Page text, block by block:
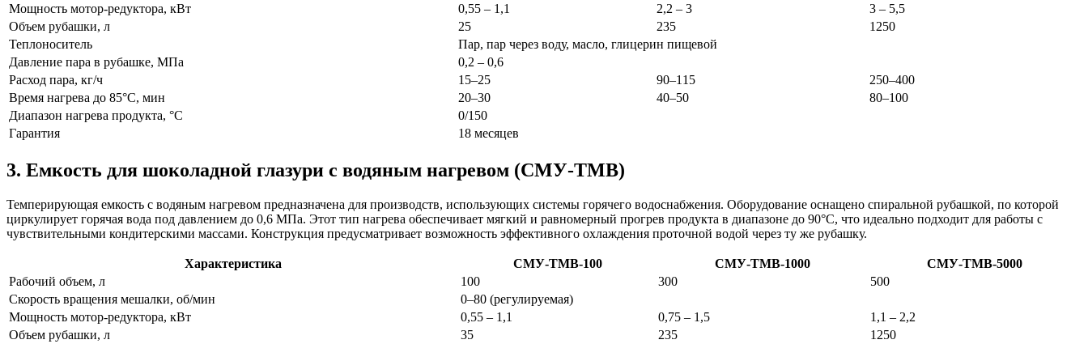
Мощность мотор-редуктора, кВт
0,55 – 1,1 2,2 – 3
3 – 5,5
Объем рубашки, л
25 235
1250
Теплоноситель
Пар, пар через воду, масло, глицерин пищевой
Давление пара в рубашке, МПа
0,2 – 0,6
Расход пара, кг/ч
15–25 90–115
250–400
Время нагрева до 85°C, мин
20–30 40–50
80–100
Диапазон нагрева продукта, °C
0/150
Гарантия
18 месяцев
3. Емкость для шоколадной глазури с водяным нагревом (СМУ-ТМВ)
Темперирующая емкость с водяным нагревом предназначена для производств, использующих системы горячего водоснабжения. Оборудование оснащено спиральной рубашкой, по которой
циркулирует горячая вода под давлением до 0,6 МПа. Этот тип нагрева обеспечивает мягкий и равномерный прогрев продукта в диапазоне до 90°C, что идеально подходит для работы с
чувствительными кондитерскими массами. Конструкция предусматривает возможность эффективного охлаждения проточной водой через ту же рубашку.
Характеристика СМУ-ТМВ-100 СМУ-ТМВ-1000
СМУ-ТМВ-5000
Рабочий объем, л
100 300
500
Скорость вращения мешалки, об/мин
0–80 (регулируемая)
Мощность мотор-редуктора, кВт
0,55 – 1,1 0,75 – 1,5
1,1 – 2,2
Объем рубашки, л
35 235
1250